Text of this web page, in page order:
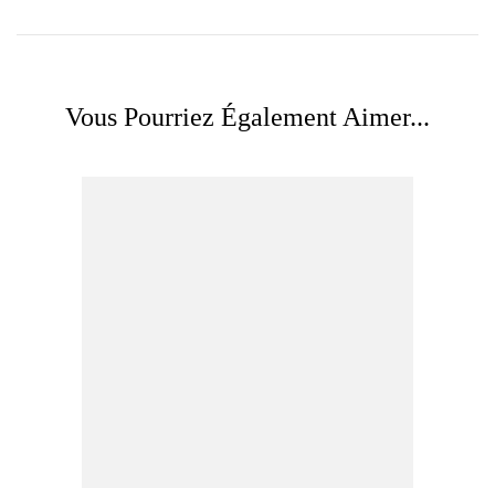
Vous Pourriez Également Aimer...